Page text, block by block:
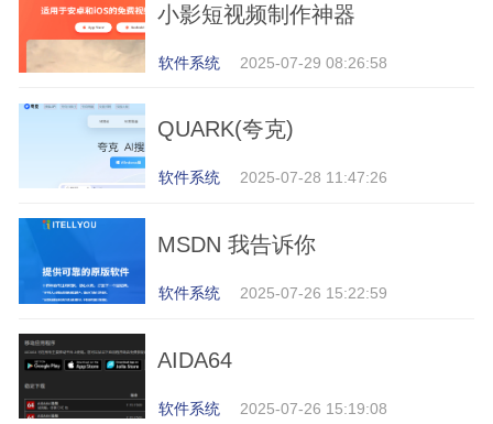
小影短视频制作神器
软件系统 2025-07-29 08:26:58
QUARK(夸克)
软件系统 2025-07-28 11:47:26
MSDN 我告诉你
软件系统 2025-07-26 15:22:59
AIDA64
软件系统 2025-07-26 15:19:08